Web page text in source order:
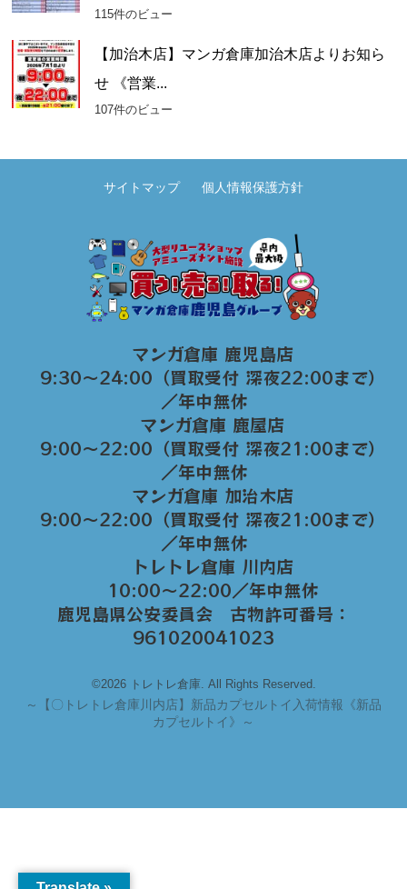
115件のビュー
【加治木店】マンガ倉庫加治木店よりお知ら
せ 《営業...
107件のビュー
サイトマップ 個人情報保護方針
マンガ倉庫 鹿児島店
9:30～24:00（買取受付 深夜22:00まで）
／年中無休
マンガ倉庫 鹿屋店
9:00～22:00（買取受付 深夜21:00まで）
／年中無休
マンガ倉庫 加治木店
9:00〜22:00（買取受付 深夜21:00まで）
／年中無休
トレトレ倉庫 川内店
10:00〜22:00／年中無休
鹿児島県公安委員会 古物許可番号：
961020041023
©2026 トレトレ倉庫. All Rights Reserved.
～
【〇トレトレ倉庫川内店】新品カプセルトイ入荷情報《新品
カプセルトイ》～